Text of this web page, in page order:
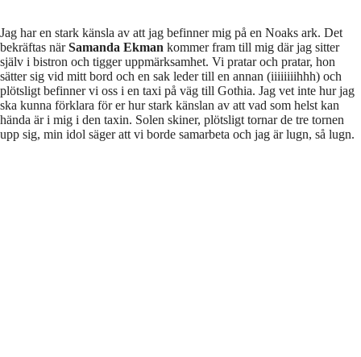
Jag har en stark känsla av att jag befinner mig på en Noaks ark. Det
bekräftas närSamanda Ekman kommer fram till mig där jag sitter
själv i bistron och tigger uppmärksamhet. Vi pratar och pratar, hon
sätter sig vid mitt bord och en sak leder till en annan (iiiiiiiihhh) och
plötsligt befinner vi oss i en taxi på väg till Gothia. Jag vet inte hur jag
ska kunna förklara för er hur stark känslan av att vad som helst kan
hända är i mig i den taxin. Solen skiner, plötsligt tornar de tre tornen
upp sig, min idol säger att vi borde samarbeta och jag är lugn, så lugn.